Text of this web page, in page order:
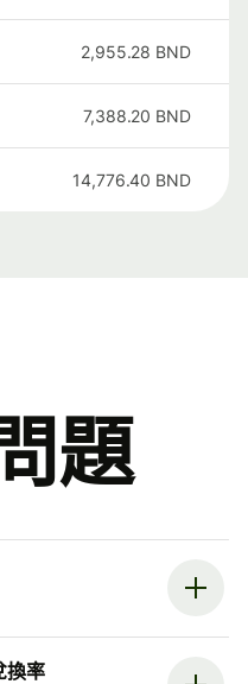
2,955.28 BND
7,388.20 BND
14,776.40 BND
題
換率